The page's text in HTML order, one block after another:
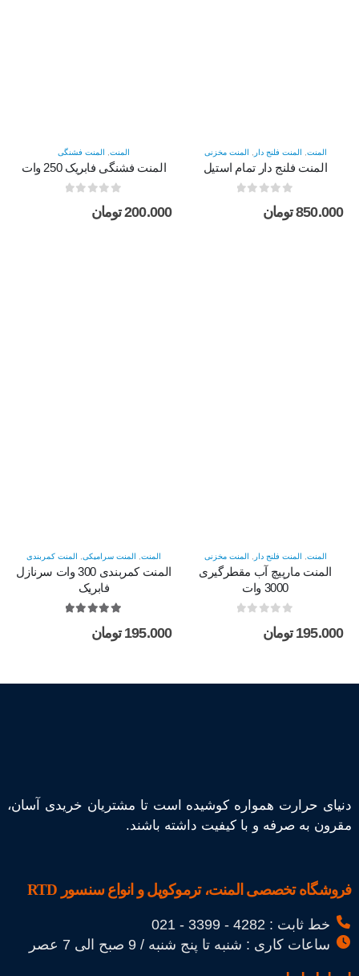
المنت المنت فلنج دار المنت مخزنی
المنت فلنج دار تمام استیل
850.000 تومان
المنت المنت فشنگی
المنت فشنگی فابریک 250 وات
200.000 تومان
المنت, المنت فلنج دار , المنت مخزنی
المنت مارپیچ آب مقطرگیری
3000 وات
195.000 تومان
المنت, المنت سرامیکی, المنت کمربندی
المنت کمربندی 300 وات سرنازل
فابریک
195.000 تومان
دنیای حرارت همواره کوشیده است تا مشتریان خریدی آسان،
مقرون به صرفه و با کیفیت داشته باشند.
فروشگاه تخصصی المنت، ترموکوپل و انواع سنسور RTD
خط ثابت : 4282 - 3399 - 021
ساعات کاری : شنبه تا پنج شنبه / 9 صبح الی 7 عصر